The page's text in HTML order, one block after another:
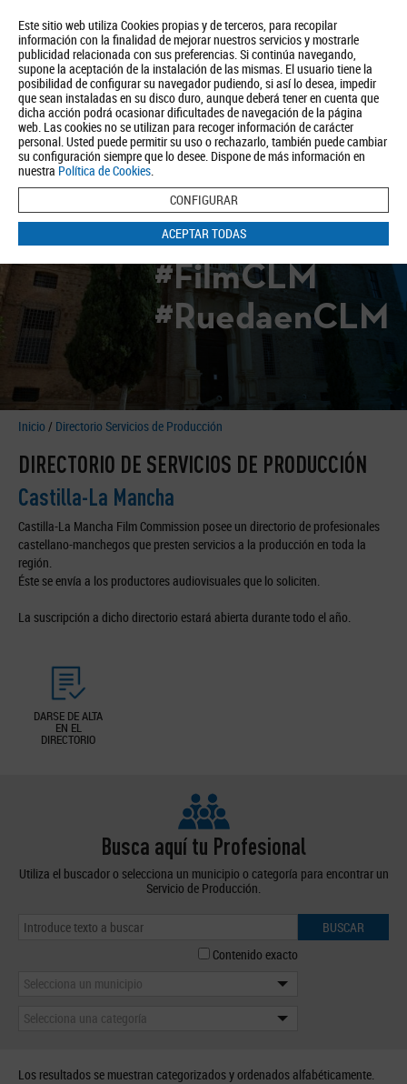
Este sitio web utiliza Cookies propias y de terceros, para recopilar
información con la finalidad de mejorar nuestros servicios y mostrarle
publicidad relacionada con sus preferencias. Si continúa navegando,
supone la aceptación de la instalación de las mismas. El usuario tiene la
posibilidad de configurar su navegador pudiendo, si así lo desea, impedir
que sean instaladas en su disco duro, aunque deberá tener en cuenta que
dicha acción podrá ocasionar dificultades de navegación de la página
web. Las cookies no se utilizan para recoger información de carácter
personal. Usted puede permitir su uso o rechazarlo, también puede cambiar
su configuración siempre que lo desee. Dispone de más información en
nuestra Política de Cookies.
CONFIGURAR
ACEPTAR TODAS
Quiénes somos Turismo Política de Privacidad Aviso Legal
Política de Cookies
BUSCAR
#FilmCLM
#RuedaenCLM
Inicio / Directorio Servicios de Producción
DIRECTORIO DE SERVICIOS DE PRODUCCIÓN
Castilla-La Mancha
Castilla-La Mancha Film Commission posee un directorio de profesionales
castellano-manchegos que presten servicios a la producción en toda la
región.
Éste se envía a los productores audiovisuales que lo soliciten.
La suscripción a dicho directorio estará abierta durante todo el año.
DARSE DE ALTA
EN EL
DIRECTORIO
Busca aquí tu Profesional
Utiliza el buscador o selecciona un municipio o categoría para encontrar un
Servicio de Producción.
BUSCAR
Contenido exacto
Selecciona un municipio
Selecciona una categoría
Los resultados se muestran categorizados y ordenados alfabéticamente.